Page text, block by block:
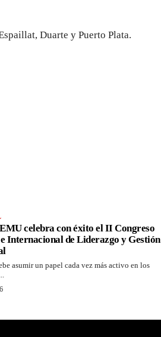
Duarte y Puerto Plata.
celebra con éxito el II Congreso
Internacional de Liderazgo y Gestión
asumir un papel cada vez más activo en los